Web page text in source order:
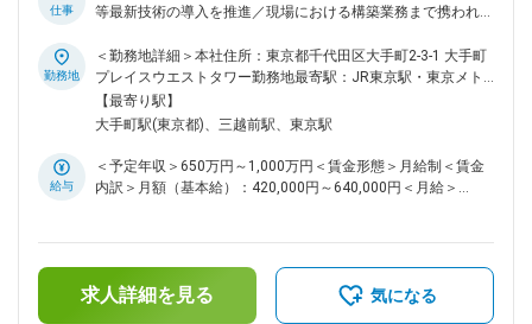
仕事
等最新技術の導入を推進／現場における構築業務まで携われる
中心に再開発や新規開発は今後も多数計画されており、建築業
界は堅調な成長を続けています。 NTTにおいても、20年以上
都市開発の領域を開拓してきており、更なる成長のため、共に
志をもってご活躍頂きます。 ■業務内容 アリーナ/スタジア
へ、先進的なスマートソリューションの導入をはじめ、データ
利活用基盤も含めた最先端のICTの企画・提案・設計・構築を
務 ・施工管理、安全管理、品質管理業務 ・導入後の維持運
用・改善対応業務 ■魅力 先進的な街区開発/都市開発は、複合
施設やホテル、スタジアム/アリーナ等、自分たちの造り上げ
たものが目に見える形で世の中に残り、人々の喜びや熱狂を生
勤務地
＜勤務地詳細＞本社住所：東京都千代田区大手町2-3-1 大手町
プレイスウエストタワー勤務地最寄駅：JR東京駅・東京メト
ロ大手町駅受動喫煙対策：屋内全面禁煙変更の範囲：会社の定
める事業所（リモートワーク含む）
【最寄り駅】
大手町駅(東京都)、三越前駅、東京駅
給与
＜予定年収＞650万円～1,000万円＜賃金形態＞月給制＜賃金
内訳＞月額（基本給）：420,000円～640,000円＜月給＞
(月額)は固定手当を含めた表記です。
求人詳細を見る 気になる